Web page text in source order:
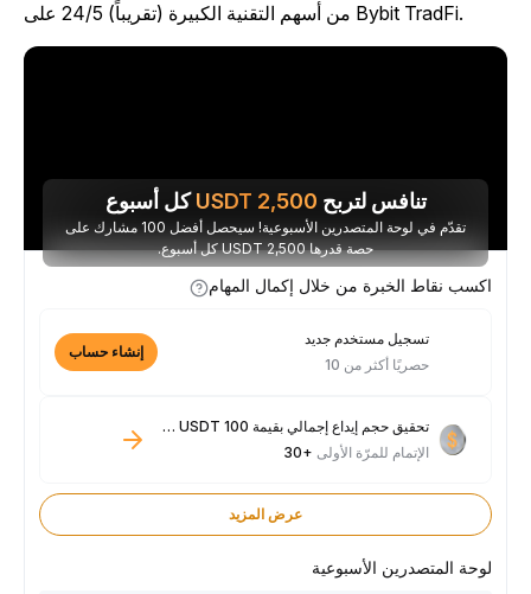
من أسهم التقنية الكبيرة (تقريباً) 24/5 على Bybit TradFi.
تنافس لتربح 2,500
USDTكل أسبوع
تقدّم في لوحة المتصدرين الأسبوعية! سيحصل أفضل 100 مشارك على
حصة قدرها 2,500 USDT كل أسبوع.
اكسب نقاط الخبرة من خلال إكمال المهام
تسجيل مستخدم جديد
حصريًا أكثر من 10
إنشاء حساب
تحقيق حجم إيداع إجمالي بقيمة 100 USDT فأكثر
الإتمام للمرّة الأولى+30
عرض المزيد
لوحة المتصدرين الأسبوعية